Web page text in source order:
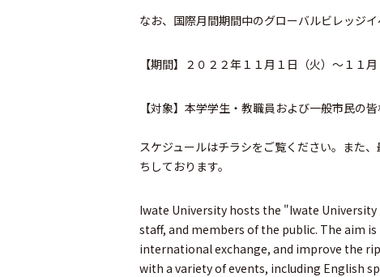
なお、国際月間期間中のグローバルビレッジ
【期間】２０２２年１１月１日（火）～１１月
【対象】本学学生・教職員および一般市民の
スケジュールはチラシをご覧ください。また
ちしております。
Iwate University hosts the "Iwate
staff, and members of the public. The aim
international exchange, and improve the
with a variety of events, including English